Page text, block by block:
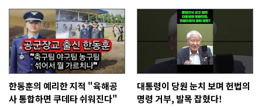
한동훈의 예리한 지적 "육해공
사 통합하면 쿠데타 쉬워진다"
대통령이 당원 눈치 보며 헌법의
명령 거부, 발목 잡혔다!